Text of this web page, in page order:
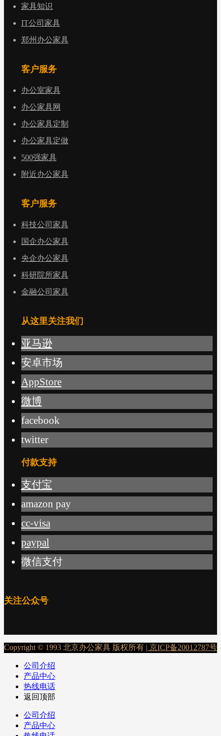
家具知识
IT公司家具
郑州办公家具
客户服务
办公室家具
办公家具网
办公家具定制
办公家具定做
500强家具
附近办公家具
客户服务
科技公司家具
国企办公家具
央企办公家具
科研院所家具
金融公司家具
从这里关注我们
亚马逊
安卓市场
AppStore
微博
facebook
twitter
付款支持
支付宝
amazon pay
cc-visa
paypal
微信支付
关注公众号
Copyright © 1993 北京办公家具 版权所有 | 京ICP备20012787号
公司介绍
产品中心
热线电话
返回顶部
公司介绍
产品中心